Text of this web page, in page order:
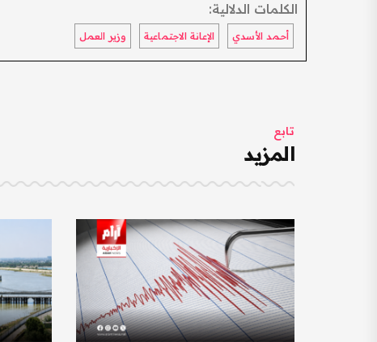
الكلمات الدلالية:
أحمد الأسدي الإعانة الاجتماعية وزير العمل
تابع
المزيد